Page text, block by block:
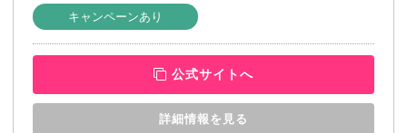
キャンペーンあり
公式サイトへ
詳細情報を見る